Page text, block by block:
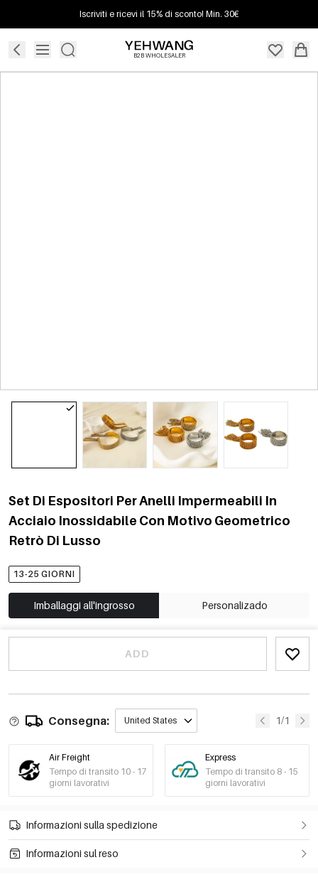
Iscriviti e ricevi il 15% di sconto! Min. 30€
B2B WHOLESALER
Set Di Espositori Per Anelli Impermeabili In
Acciaio Inossidabile Con Motivo Geometrico
Retrò Di Lusso
13-25 GIORNI
Imballaggi all'ingrosso Personalizado
ADD
Consegna: United States 1/1
Air Freight
Tempo di transito 10 - 17
giorni lavorativi
Express
Tempo di transito 8 - 15
giorni lavorativi
Informazioni sulla spedizione
Informazioni sul reso